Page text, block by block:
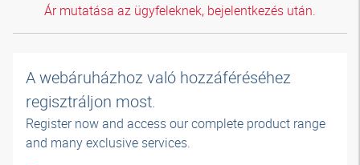
Ár mutatása az ügyfeleknek, bejelentkezés után.
A webáruházhoz való hozzáféréséhez
regisztráljon most.
Register now and access our complete product range
and many exclusive services.